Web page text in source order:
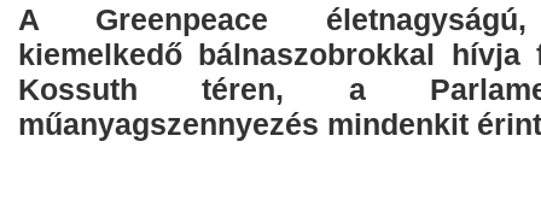
A Greenpeace
kiemelkedő bálnaszobrokkal
Kossuth téren, a
műanyagszennyezés mindenkit